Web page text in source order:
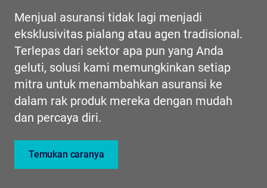
Menjual asuransi tidak lagi menjadi
eksklusivitas pialang atau agen tradisional.
Terlepas dari sektor apa pun yang Anda
geluti, solusi kami memungkinkan setiap
mitra untuk menambahkan asuransi ke
dalam rak produk mereka dengan mudah
dan percaya diri.
Temukan caranya